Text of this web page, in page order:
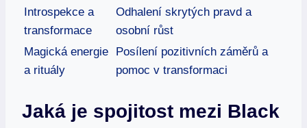
Introspekce a
transformace
Odhalení skrytých pravd a
osobní růst
Magická energie
a rituály
Posílení pozitivních záměrů a
pomoc v transformaci
Jaká je spojitost mezi Black